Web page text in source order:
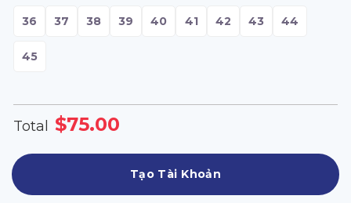
36 37 38 39 40 41 42 43 44
45
Total $75.00
Tạo Tài Khoản